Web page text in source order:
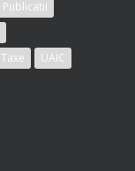
Publicatii
Taxe
UAIC